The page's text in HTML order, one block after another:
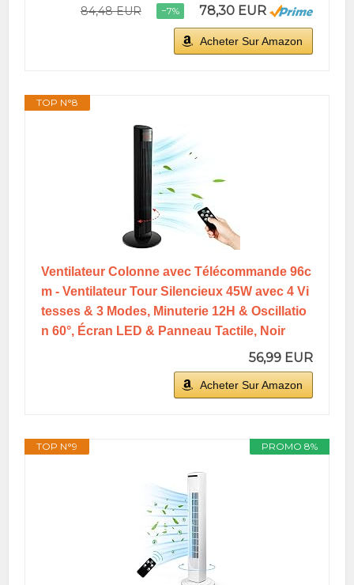
84,48 EUR −7% 78,30 EUR
Acheter Sur Amazon
TOP N°8
Ventilateur Colonne avec Télécommande 96c
m - Ventilateur Tour Silencieux 45W avec 4 Vi
tesses & 3 Modes, Minuterie 12H & Oscillatio
n 60°, Écran LED & Panneau Tactile, Noir
56,99 EUR
Acheter Sur Amazon
PROMO 8%
TOP N°9